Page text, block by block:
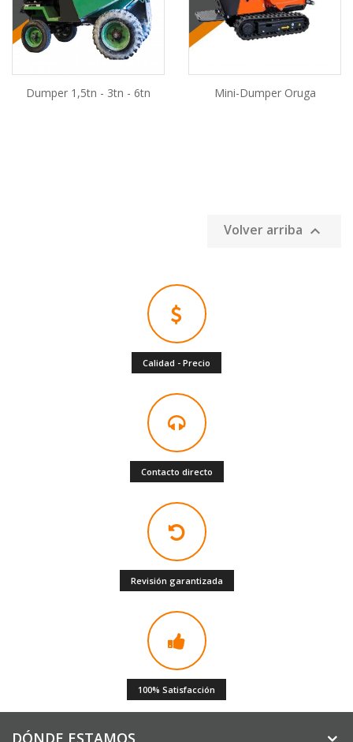
Dumper 1,5tn - 3tn - 6tn Mini-Dumper Oruga
Volver arriba 
Calidad - Precio
Contacto directo
Revisión garantizada
100% Satisfacción
DÓNDE ESTAMOS